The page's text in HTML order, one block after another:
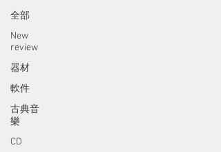
全部
New
review
器材
軟件
古典音
樂
CD